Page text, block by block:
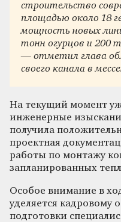
строительство
площадью около 18
мощность новых
тонн огурцов и 200
— отметил глава
своего канала в
На текущий момент
инженерные
получила
проектная
работы по монтажу
запланированных
Особое внимание в
уделяется кадровому
подготовки